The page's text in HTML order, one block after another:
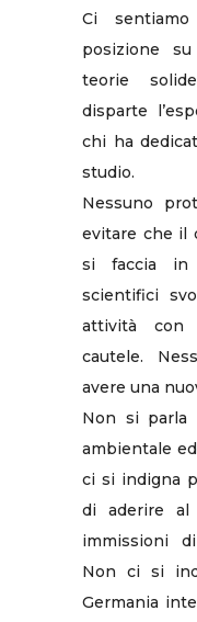
Ci
posizione
teorie
disparte
chi ha
studio.
Nessuno
evitare che il
si faccia in
scientifici
attività con
cautele.
avere una
Non si parla
ambientale
ci si indigna
di aderire al
immissioni
Non ci si
Germania